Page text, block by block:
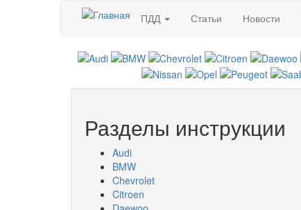
Перейти к основному содержанию
ПДД
Статьи Новости
Разделы инструкции
Audi
BMW
Chevrolet
Citroen